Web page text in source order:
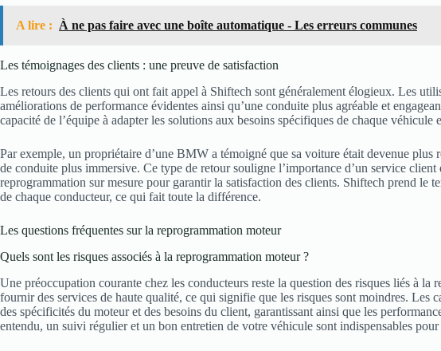
A lire : À ne pas faire avec une boîte automatique - Les erreurs communes
Les témoignages des clients : une preuve de satisfaction
Les retours des clients qui ont fait appel à Shiftech sont généralement élogieux. Les
améliorations de performance évidentes ainsi qu’une conduite plus agréable et
capacité de l’équipe à adapter les solutions aux besoins spécifiques de chaque véhicule
Par exemple, un propriétaire d’une BMW a témoigné que sa voiture était devenue plus
de conduite plus immersive. Ce type de retour souligne l’importance d’un service client
reprogrammation sur mesure pour garantir la satisfaction des clients. Shiftech prend le
de chaque conducteur, ce qui fait toute la différence.
Les questions fréquentes sur la reprogrammation moteur
Quels sont les risques associés à la reprogrammation moteur ?
Une préoccupation courante chez les conducteurs reste la question des risques liés à la
fournir des services de haute qualité, ce qui signifie que les risques sont moindres. Les
des spécificités du moteur et des besoins du client, garantissant ainsi que les
entendu, un suivi régulier et un bon entretien de votre véhicule sont indispensables